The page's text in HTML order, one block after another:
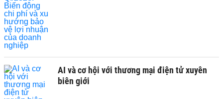
AI và cơ hội với thương mại điện tử xuyên
biên giới